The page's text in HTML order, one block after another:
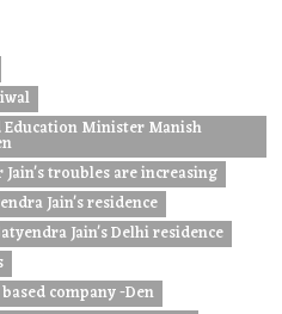
Minister Manish
troubles are increasing
Jain's residence
Jain's Delhi residence
company -Den